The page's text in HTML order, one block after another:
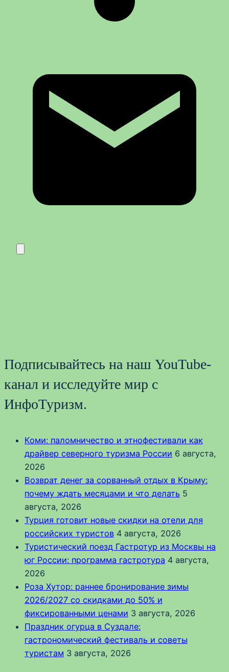
Подписывайтесь на наш YouTube-
канал и исследуйте мир с
ИнфоТуризм.
Коми: паломничество и этнофестивали как
драйвер северного туризма России 6 августа,
2026
Возврат денег за сорванный отдых в Крыму:
почему ждать месяцами и что делать 5
августа, 2026
Турция готовит новые скидки на отели для
российских туристов 4 августа, 2026
Туристический поезд Гастротур из Москвы на
юг России: программа гастротура 4 августа,
2026
Роза Хутор: раннее бронирование зимы
2026/2027 со скидками до 50% и
фиксированными ценами 3 августа, 2026
Праздник огурца в Суздале:
гастрономический фестиваль и советы
туристам 3 августа, 2026